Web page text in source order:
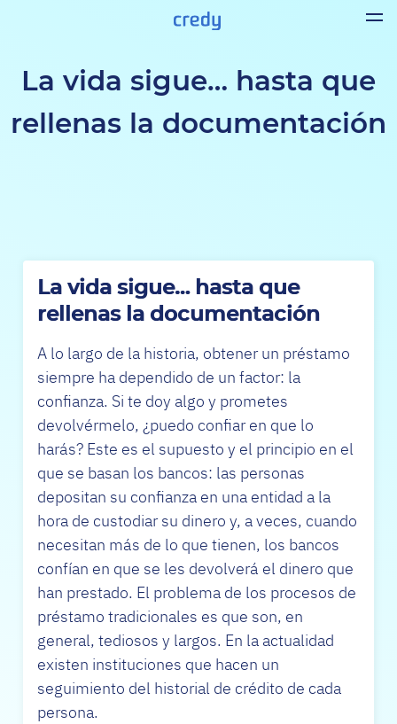
La vida sigue… hasta que
rellenas la documentación
La vida sigue… hasta que
rellenas la documentación
A lo largo de la historia, obtener un préstamo
siempre ha dependido de un factor: la
confianza. Si te doy algo y prometes
devolvérmelo, ¿puedo confiar en que lo
harás? Este es el supuesto y el principio en el
que se basan los bancos: las personas
depositan su confianza en una entidad a la
hora de custodiar su dinero y, a veces, cuando
necesitan más de lo que tienen, los bancos
confían en que se les devolverá el dinero que
han prestado. El problema de los procesos de
préstamo tradicionales es que son, en
general, tediosos y largos. En la actualidad
existen instituciones que hacen un
seguimiento del historial de crédito de cada
persona.